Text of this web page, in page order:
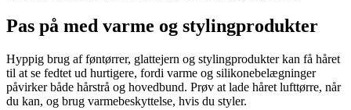
Pas på med varme og stylingprodukter
Hyppig brug af føntørrer, glattejern og stylingprodukter kan få håret
til at se fedtet ud hurtigere, fordi varme og silikonebelægninger
påvirker både hårstrå og hovedbund. Prøv at lade håret lufttørre, når
du kan, og brug varmebeskyttelse, hvis du styler.